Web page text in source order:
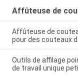
Affûteuse de
Affûteuse de
pour des couteaux
Outils de affilage
de travail unique